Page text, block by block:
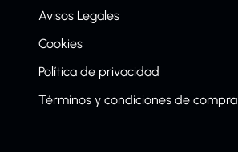
Avisos Legales
Cookies
Política de privacidad
Términos y condiciones de compra